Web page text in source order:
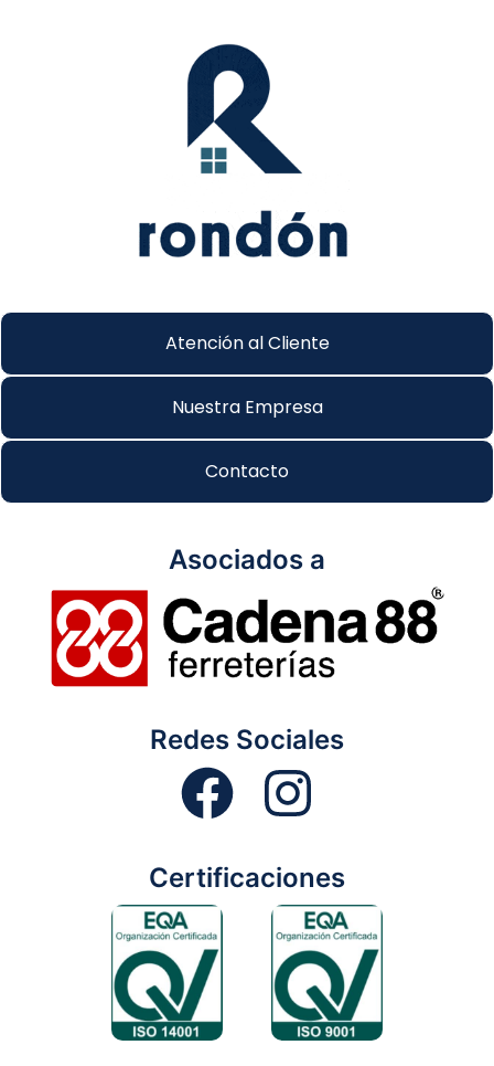
Atención al Cliente
Nuestra Empresa
Contacto
Asociados a
Redes Sociales
Certificaciones